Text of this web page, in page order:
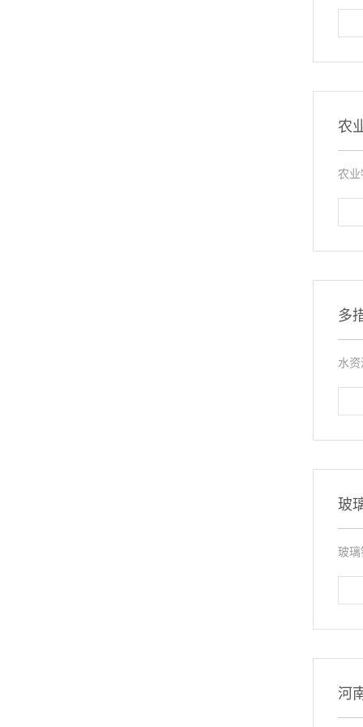
农
农
多
水
玻
玻璃
河